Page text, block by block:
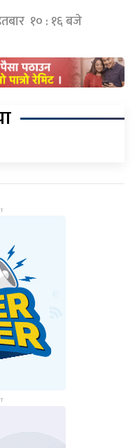
१० : १६ बजे